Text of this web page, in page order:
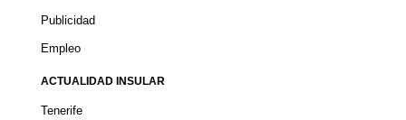
Publicidad
Empleo
ACTUALIDAD INSULAR
Tenerife